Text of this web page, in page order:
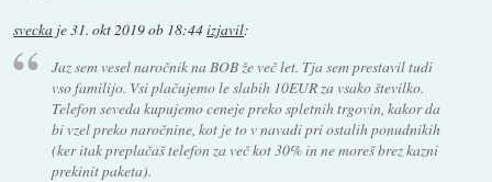
svecka je31. okt 2019 ob 18:44izjavil:
Jaz sem vesel naročnik na BOB že več let. Tja sem prestavil tudi
vso familijo. Vsi plačujemo le slabih 10EUR za vsako številko.
Telefon seveda kupujemo ceneje preko spletnih trgovin, kakor da
bi vzel preko naročnine, kot je to v navadi pri ostalih ponudnikih
(ker itak preplačaš telefon za več kot 30% in ne moreš brez kazni
prekinit paketa).